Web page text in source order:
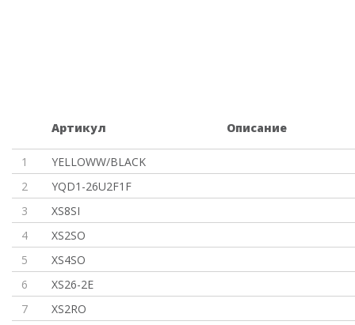
Артикул Описание
1
YELLOWW/BLACK
2
YQD1-26U2F1F
3
XS8SI
4
XS2SO
5
XS4SO
6
XS26-2E
7
XS2RO